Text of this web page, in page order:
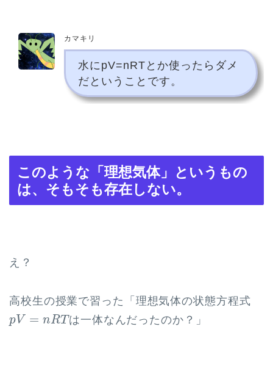
カマキリ
水にpV=nRTとか使ったらダメ
だということです。
このような「理想気体」というもの
は、そもそも存在しない。
え？
高校生の授業で習った「理想気体の状態方程式
pV = nRT
pV= R T は一体なんだったのか？」